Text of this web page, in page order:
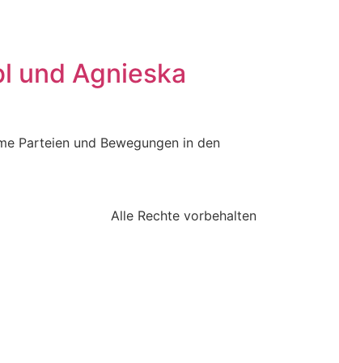
und Agnieska
Parteien und Bewegungen in den
Alle Rechte vorbehalten